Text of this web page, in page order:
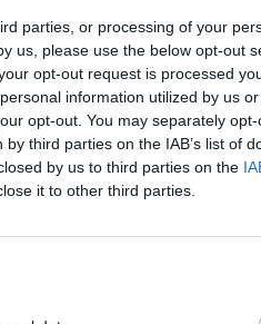
parties, or processing of your
us, please use the below opt-out
opt-out request is processed
information utilized by us
opt-out. You may separately
third parties on the IAB’s list of
by us to third parties on the
it to other third parties.